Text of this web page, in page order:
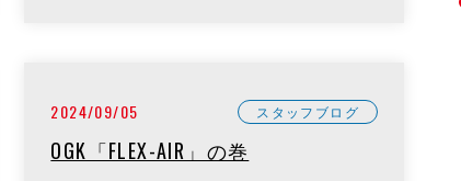
2024/09/05 スタッフブログ
OGK「FLEX-AIR」の巻